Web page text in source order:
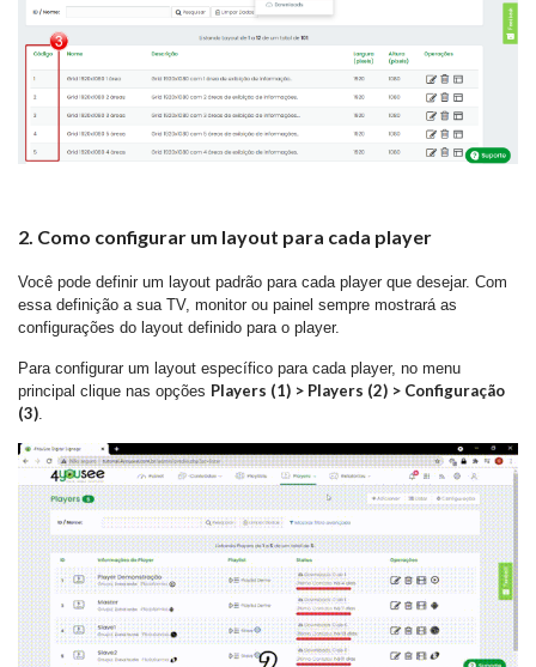
2. Como configurar um layout para cada player
Você pode definir um layout padrão para cada player que desejar. Com
essa definição a sua TV, monitor ou painel sempre mostrará as
configurações do layout definido para o player.
Para configurar um layout específico para cada player, no menu
principal clique nas opções Players (1) > Players (2) > Configuração
(3).